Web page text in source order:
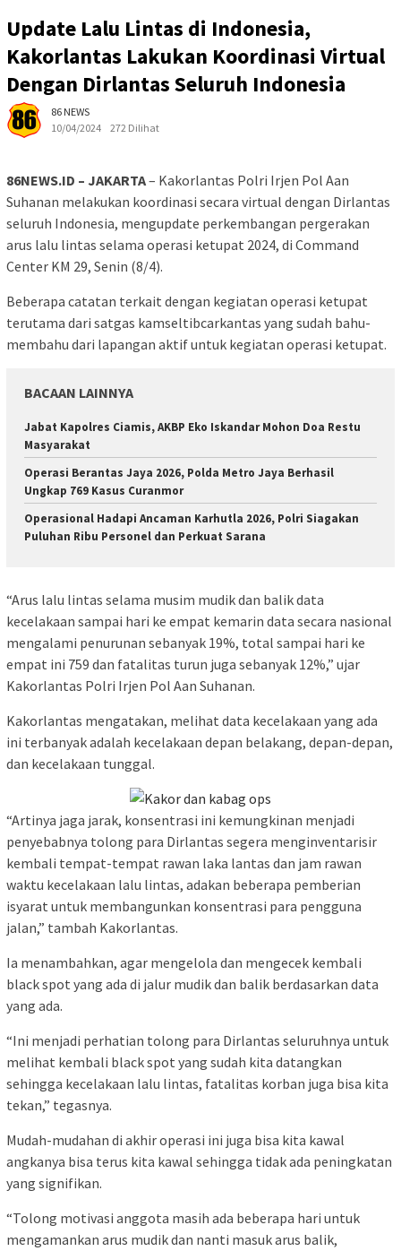
Update Lalu Lintas di Indonesia,
Kakorlantas Lakukan Koordinasi Virtual
Dengan Dirlantas Seluruh Indonesia
86 NEWS
10/04/2024
272 Dilihat
86NEWS.ID – JAKARTA– Kakorlantas Polri Irjen Pol Aan
Suhanan melakukan koordinasi secara virtual dengan Dirlantas
seluruh Indonesia, mengupdate perkembangan pergerakan
arus lalu lintas selama operasi ketupat 2024, di Command
Center KM 29, Senin (8/4).
Beberapa catatan terkait dengan kegiatan operasi ketupat
terutama dari satgas kamseltibcarkantas yang sudah bahu-
membahu dari lapangan aktif untuk kegiatan operasi ketupat.
BACAAN LAINNYA
Jabat Kapolres Ciamis, AKBP Eko Iskandar Mohon Doa Restu
Masyarakat
Operasi Berantas Jaya 2026, Polda Metro Jaya Berhasil
Ungkap 769 Kasus Curanmor
Operasional Hadapi Ancaman Karhutla 2026, Polri Siagakan
Puluhan Ribu Personel dan Perkuat Sarana
“Arus lalu lintas selama musim mudik dan balik data
kecelakaan sampai hari ke empat kemarin data secara nasional
mengalami penurunan sebanyak 19%, total sampai hari ke
empat ini 759 dan fatalitas turun juga sebanyak 12%,” ujar
Kakorlantas Polri Irjen Pol Aan Suhanan.
Kakorlantas mengatakan, melihat data kecelakaan yang ada
ini terbanyak adalah kecelakaan depan belakang, depan-depan,
dan kecelakaan tunggal.
“Artinya jaga jarak, konsentrasi ini kemungkinan menjadi
penyebabnya tolong para Dirlantas segera menginventarisir
kembali tempat-tempat rawan laka lantas dan jam rawan
waktu kecelakaan lalu lintas, adakan beberapa pemberian
isyarat untuk membangunkan konsentrasi para pengguna
jalan,” tambah Kakorlantas.
Ia menambahkan, agar mengelola dan mengecek kembali
black spot yang ada di jalur mudik dan balik berdasarkan data
yang ada.
“Ini menjadi perhatian tolong para Dirlantas seluruhnya untuk
melihat kembali black spot yang sudah kita datangkan
sehingga kecelakaan lalu lintas, fatalitas korban juga bisa kita
tekan,” tegasnya.
Mudah-mudahan di akhir operasi ini juga bisa kita kawal
angkanya bisa terus kita kawal sehingga tidak ada peningkatan
yang signifikan.
“Tolong motivasi anggota masih ada beberapa hari untuk
mengamankan arus mudik dan nanti masuk arus balik,